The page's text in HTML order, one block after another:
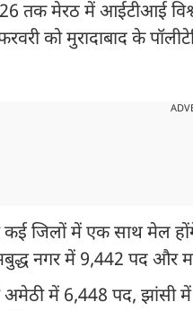
तक मेरठ में आईटीआई
को मुरादाबाद के
जिलों में एक साथ मेल
नगर में 9,442 पद और
अमेठी में 6,448 पद,